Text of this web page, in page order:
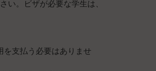
い。ビザが必要な学生は、
を支払う必要はありませ